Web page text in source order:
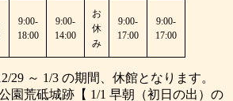
9:00-
18:00
9:00-
14:00
お
休
み
9:00-
17:00
9:00-
17:00
29 ～ 1/3 の期間、休館となります。
園荒砥城跡【 1/1 早朝（初日の出）の